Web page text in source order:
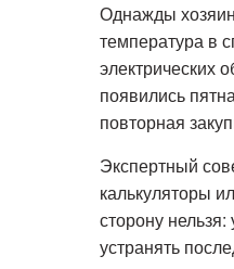
Однажды
температура в
электрических
появились
повторная
Экспертный
калькуляторы
сторону
устранять